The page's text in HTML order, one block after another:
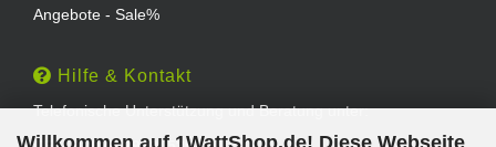
Willkommen auf 1WattShop.de! Diese Webseite
Angebote - Sale%
Hilfe & Kontakt
Telefonische Unterstützung und Beratung unter: